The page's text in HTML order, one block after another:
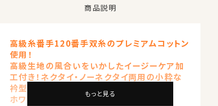
商品説明
高級糸番手120番手双糸のプレミアムコットン
使用！
高級生地の風合いをいかしたイージーケア加
工付き！ネクタイ・ノーネクタイ両用の小粋な
衿型
ホワイト 白
もっと見る